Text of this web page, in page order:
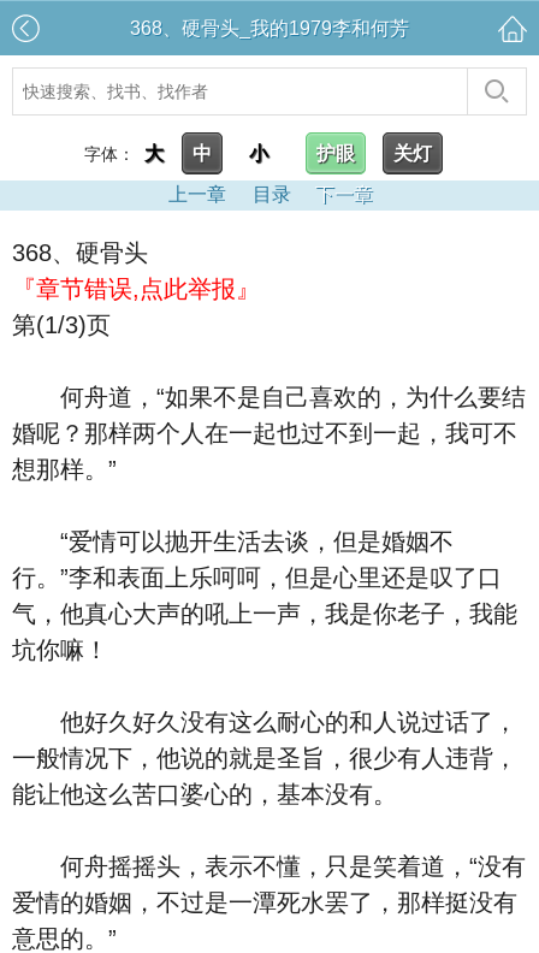
368、硬骨头_我的1979李和何芳
字体： 大 中 小 护眼
关灯
上一章
目录 下一章
368、硬骨头
『章节错误,点此举报』
第(1/3)页
何舟道，“如果不是自己喜欢的，为什么要结
婚呢？那样两个人在一起也过不到一起，我可不
想那样。”
“爱情可以抛开生活去谈，但是婚姻不
行。”李和表面上乐呵呵，但是心里还是叹了口
气，他真心大声的吼上一声，我是你老子，我能
坑你嘛！
他好久好久没有这么耐心的和人说过话了，
一般情况下，他说的就是圣旨，很少有人违背，
能让他这么苦口婆心的，基本没有。
何舟摇摇头，表示不懂，只是笑着道，“没有
爱情的婚姻，不过是一潭死水罢了，那样挺没有
意思的。”